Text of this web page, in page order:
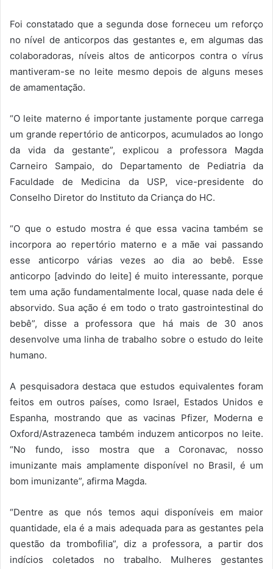
Foi constatado que a segunda dose forneceu um reforço
no nível de anticorpos das gestantes e, em algumas das
colaboradoras, níveis altos de anticorpos contra o vírus
mantiveram-se no leite mesmo depois de alguns meses
de amamentação.
“O leite materno é importante justamente porque carrega
um grande repertório de anticorpos, acumulados ao longo
da vida da gestante”, explicou a professora Magda
Carneiro Sampaio, do Departamento de Pediatria da
Faculdade de Medicina da USP, vice-presidente do
Conselho Diretor do Instituto da Criança do HC.
“O que o estudo mostra é que essa vacina também se
incorpora ao repertório materno e a mãe vai passando
esse anticorpo várias vezes ao dia ao bebê. Esse
anticorpo [advindo do leite] é muito interessante, porque
tem uma ação fundamentalmente local, quase nada dele é
absorvido. Sua ação é em todo o trato gastrointestinal do
bebê”, disse a professora que há mais de 30 anos
desenvolve uma linha de trabalho sobre o estudo do leite
humano.
A pesquisadora destaca que estudos equivalentes foram
feitos em outros países, como Israel, Estados Unidos e
Espanha, mostrando que as vacinas Pfizer, Moderna e
Oxford/Astrazeneca também induzem anticorpos no leite.
“No fundo, isso mostra que a Coronavac, nosso
imunizante mais amplamente disponível no Brasil, é um
bom imunizante”, afirma Magda.
“Dentre as que nós temos aqui disponíveis em maior
quantidade, ela é a mais adequada para as gestantes pela
questão da trombofilia”, diz a professora, a partir dos
indícios coletados no trabalho. Mulheres gestantes